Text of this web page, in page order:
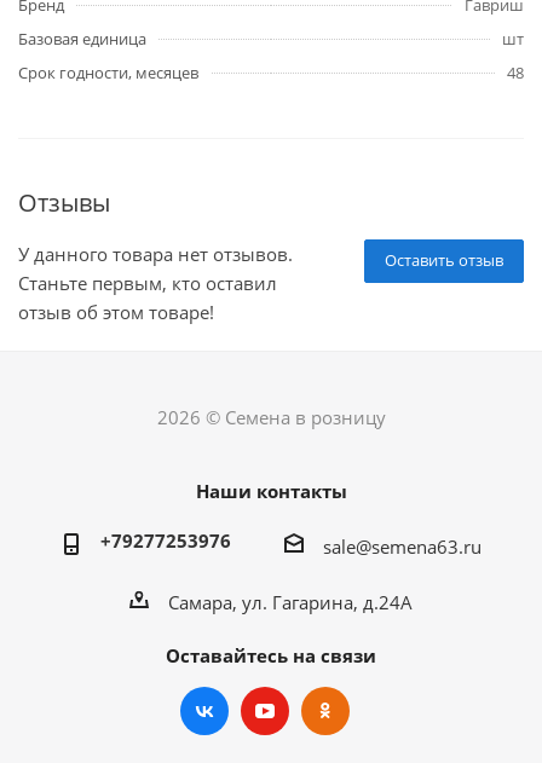
Бренд
Гавриш
Базовая единица
шт
Срок годности, месяцев
48
Отзывы
Оставить отзыв
У данного товара нет отзывов.
Станьте первым, кто оставил
отзыв об этом товаре!
2026 © Семена в розницу
Наши контакты
+79277253976 sale@semena63.ru
Самара, ул. Гагарина, д.24А
Оставайтесь на связи